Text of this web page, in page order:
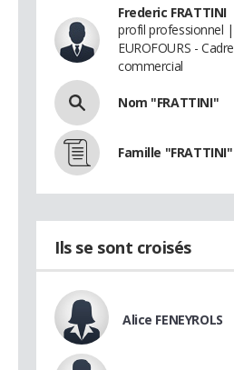
Frederic FRATTINI
profil professionnel |
EUROFOURS - Cadre
commercial
Nom "FRATTINI"
Famille "FRATTINI"
Ils se sont croisés
Alice FENEYROLS